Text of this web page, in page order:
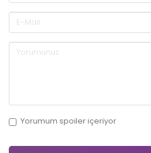
Yorumum spoileriçeriyor